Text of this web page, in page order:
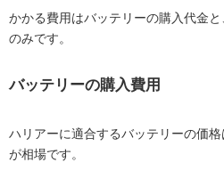
かかる費用はバッテリーの購入代金
のみです。
バッテリーの購入費用
ハリアーに適合するバッテリーの価
が相場です。